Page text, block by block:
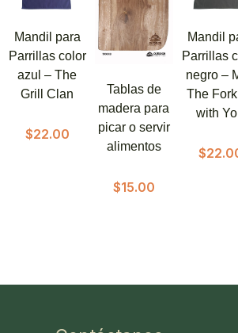
Mandil para
Parrillas color
azul – The
Grill Clan
$22.00
Tablas de
madera para
picar o servir
alimentos
$15.00
Mandil
Parrillas
negro –
The
with
$